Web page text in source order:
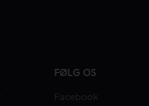
FØLG OS
Facebook